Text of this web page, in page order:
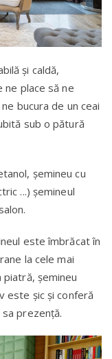
și caldă,
ne place să ne
bucura de un ceai
sub o pătură
șemineu cu
...) șemineul
este îmbrăcat în
la cele mai
piatră, șemineu
este șic și conferă
prezență.